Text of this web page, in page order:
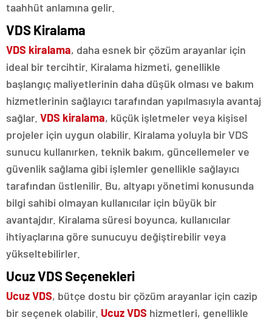
taahhüt anlamına gelir.
VDS Kiralama
VDS kiralama, daha esnek bir çözüm arayanlar için
ideal bir tercihtir. Kiralama hizmeti, genellikle
başlangıç maliyetlerinin daha düşük olması ve bakım
hizmetlerinin sağlayıcı tarafından yapılmasıyla avantaj
sağlar. VDS kiralama, küçük işletmeler veya kişisel
projeler için uygun olabilir. Kiralama yoluyla bir VDS
sunucu kullanırken, teknik bakım, güncellemeler ve
güvenlik sağlama gibi işlemler genellikle sağlayıcı
tarafından üstlenilir. Bu, altyapı yönetimi konusunda
bilgi sahibi olmayan kullanıcılar için büyük bir
avantajdır. Kiralama süresi boyunca, kullanıcılar
ihtiyaçlarına göre sunucuyu değiştirebilir veya
yükseltebilirler.
Ucuz VDS Seçenekleri
Ucuz VDS, bütçe dostu bir çözüm arayanlar için cazip
bir seçenek olabilir. Ucuz VDS hizmetleri, genellikle